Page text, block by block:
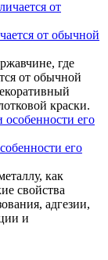
от обычной
где
от обычной
краски.
его
как
свойства
адгезии,
и